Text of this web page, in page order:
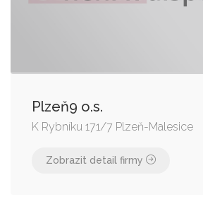
Plzeň9 o.s.
K Rybníku 171/7 Plzeň-Malesice
Zobrazit detail firmy